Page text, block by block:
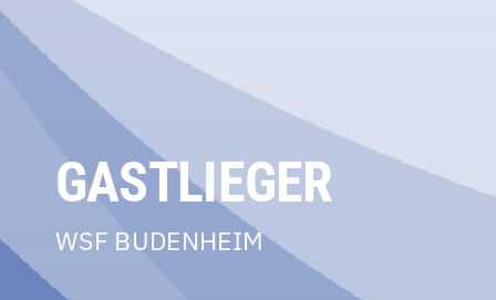
GASTLIEGER
WSF BUDENHEIM